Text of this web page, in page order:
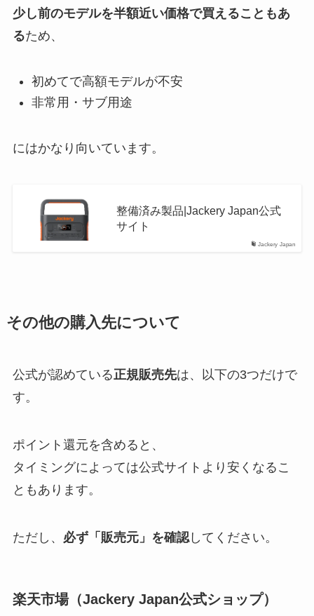
少し前のモデルを半額近い価格で買えることもあ
るため、
初めてで高額モデルが不安
非常用・サブ用途
にはかなり向いています。
Jackery Japan
整備済み製品|Jackery Japan公式
サイト
その他の購入先について
公式が認めている正規販売先は、以下の3つだけで
す。
ポイント還元を含めると、
タイミングによっては公式サイトより安くなるこ
ともあります。
ただし、 必ず「販売元」を確認してください。
楽天市場（Jackery Japan公式ショップ）